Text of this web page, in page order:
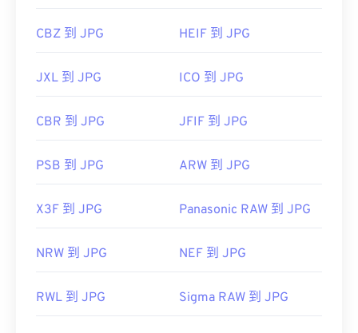
CBZ 到 JPG HEIF 到 JPG
JXL 到 JPG ICO 到 JPG
CBR 到 JPG JFIF 到 JPG
PSB 到 JPG ARW 到 JPG
X3F 到 JPG Panasonic RAW 到 JPG
NRW 到 JPG NEF 到 JPG
RWL 到 JPG Sigma RAW 到 JPG